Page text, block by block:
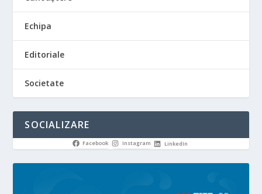
Echipa
Editoriale
Societate
SOCIALIZARE
Facebook Instagram LinkedIn